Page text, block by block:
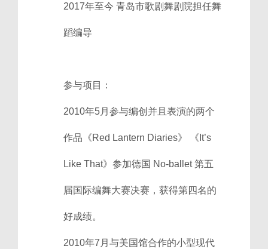
2017年至今 青岛市歌剧舞剧院担任舞
蹈编导
参与项目：
2010年5月参与编创并且表演的两个
作品《Red Lantern Diaries》 《It’s
Like That》参加德国 No-ballet 第五
届国际编舞大赛决赛，获得第四名的
好成绩。
2010年7月与美国馆合作的小型现代